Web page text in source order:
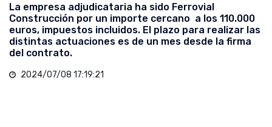
La empresa adjudicataria ha sido Ferrovial
Construcción por un importe cercano a los 110.000
euros, impuestos incluidos. El plazo para realizar las
distintas actuaciones es de un mes desde la firma
del contrato.
2024/07/08 17:19:21